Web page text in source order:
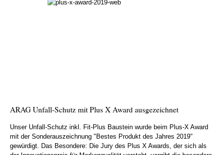
ARAG Unfall-Schutz mit Plus X Award ausgezeichnet
Unser Unfall-Schutz inkl. Fit-Plus Baustein wurde beim Plus-X Award
mit der Sonderauszeichnung "Bestes Produkt des Jahres 2019"
gewürdigt. Das Besondere: Die Jury des Plus X Awards, der sich als